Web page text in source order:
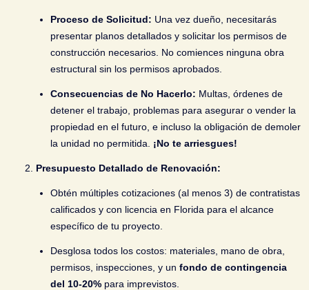
Proceso de Solicitud: Una vez dueño, necesitarás
presentar planos detallados y solicitar los permisos de
construcción necesarios. No comiences ninguna obra
estructural sin los permisos aprobados.
Consecuencias de No Hacerlo: Multas, órdenes de
detener el trabajo, problemas para asegurar o vender la
propiedad en el futuro, e incluso la obligación de demoler
la unidad no permitida. ¡No te arriesgues!
Presupuesto Detallado de Renovación:
Obtén múltiples cotizaciones (al menos 3) de contratistas
calificados y con licencia en Florida para el alcance
específico de tu proyecto.
Desglosa todos los costos: materiales, mano de obra,
permisos, inspecciones, y un fondo de contingencia
del 10-20% para imprevistos.